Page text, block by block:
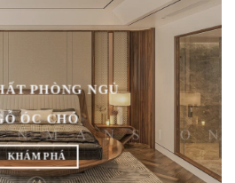
PHÒNG NGỦ
ÓC CHÓ
KHÁM PHÁ